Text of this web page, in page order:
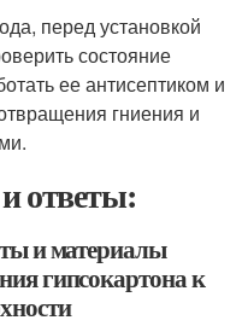
перед установкой
состояние
ее антисептиком и
гниения и
ответы:
и материалы
гипсокартона к